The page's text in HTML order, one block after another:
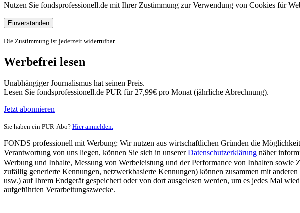
Nutzen Sie fondsprofessionell.de mit Ihrer Zustimmung zur Verwendung von Cookies für
Einverstanden
Die Zustimmung ist jederzeit widerrufbar.
Werbefrei lesen
Unabhängiger Journalismus hat seinen Preis.
Lesen Sie fondsprofessionell.de PUR für 27,99€ pro Monat (jährliche Abrechnung).
Jetzt abonnieren
Sie haben ein PUR-Abo? Hier anmelden.
FONDS professionell mit Werbung: Wir nutzen aus wirtschaftlichen Gründen die
Verantwortung von uns liegen, können Sie sich in unsererDatenschutzerklärung näher
Werbung und Inhalte, Messung von Werbeleistung und der Performance von Inhalten
zufällig generierte Kennungen, netzwerkbasierte Kennungen) können zusammen mit
usw.) auf Ihrem Endgerät gespeichert oder von dort ausgelesen werden, um es jedes Mal
aufgeführten Verarbeitungszwecke.